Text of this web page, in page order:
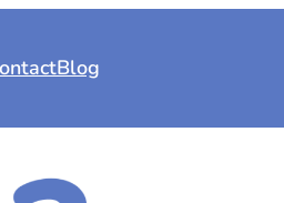
Blog